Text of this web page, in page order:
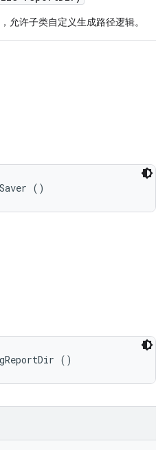
允许子类自定义生成路径逻辑。
()
()